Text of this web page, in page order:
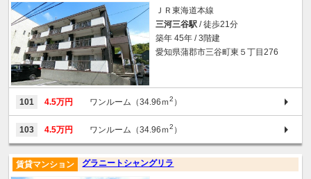
ＪＲ東海道本線
三河三谷駅 / 徒歩21分
築年 45年 / 3階建
愛知県蒲郡市三谷町東５丁目276
101 4.5万円 ワンルーム（34.96ｍ2 ）
103 4.5万円 ワンルーム（34.96ｍ2 ）
グラニートシャングリラ
賃貸マンション